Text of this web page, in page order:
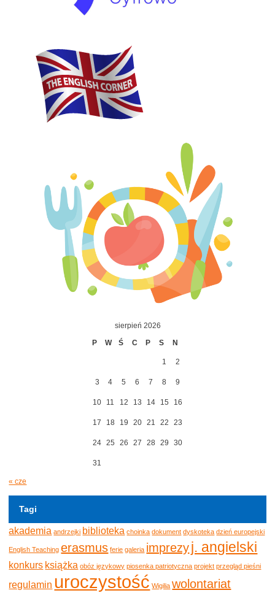
sierpień 2026
P
W Ś C P S N
1 2
3 4 5 6 7 8 9
10 11 12 13 14 15 16
17 18 19 20 21 22 23
24 25 26 27 28 29 30
31
« cze
Tagi
akademia andrzejki biblioteka choinka dokument dyskoteka dzień europejski
English Teaching erasmus ferie galeria imprezyj. angielski
konkurs książka obóz językowy piosenka patriotyczna projekt przegląd pieśni
regulamin uroczystość Wigilia wolontariat